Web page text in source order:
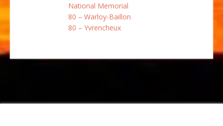
National Memorial
80 – Warloy-Baillon
80 – Yvrencheux